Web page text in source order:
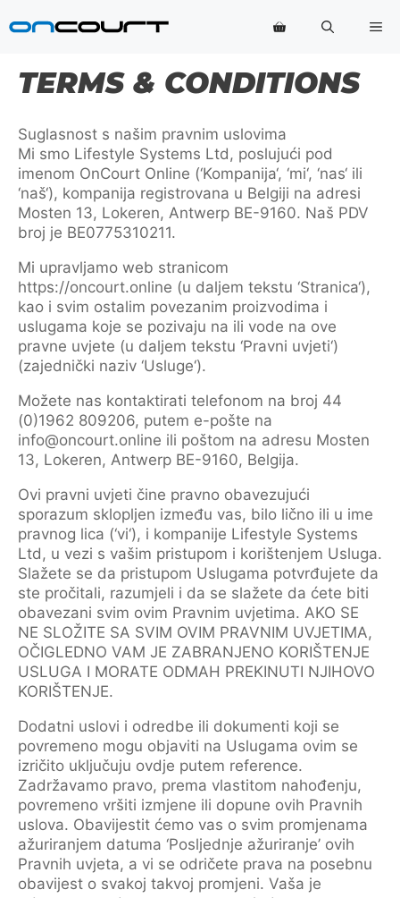
na
TERMS & CONDITIONS
Suglasnost s našim pravnim uslovima
Mi smo Lifestyle Systems Ltd, poslujući pod
imenom OnCourt Online (‘Kompanija‘, ‘mi‘, ‘nas‘ ili
‘naš‘), kompanija registrovana u Belgiji na adresi
Mosten 13, Lokeren, Antwerp BE-9160. Naš PDV
broj je BE0775310211.
Mi upravljamo web stranicom
https://oncourt.online (u daljem tekstu ‘Stranica‘),
kao i svim ostalim povezanim proizvodima i
uslugama koje se pozivaju na ili vode na ove
pravne uvjete (u daljem tekstu ‘Pravni uvjeti‘)
(zajednički naziv ‘Usluge‘).
Možete nas kontaktirati telefonom na broj 44
(0)1962 809206, putem e-pošte na
info@oncourt.online ili poštom na adresu Mosten
13, Lokeren, Antwerp BE-9160, Belgija.
Ovi pravni uvjeti čine pravno obavezujući
sporazum sklopljen između vas, bilo lično ili u ime
pravnog lica (‘vi‘), i kompanije Lifestyle Systems
Ltd, u vezi s vašim pristupom i korištenjem Usluga.
Slažete se da pristupom Uslugama potvrđujete da
ste pročitali, razumjeli i da se slažete da ćete biti
obavezani svim ovim Pravnim uvjetima. AKO SE
NE SLOŽITE SA SVIM OVIM PRAVNIM UVJETIMA,
OČIGLEDNO VAM JE ZABRANJENO KORIŠTENJE
USLUGA I MORATE ODMAH PREKINUTI NJIHOVO
KORIŠTENJE.
Dodatni uslovi i odredbe ili dokumenti koji se
povremeno mogu objaviti na Uslugama ovim se
izričito uključuju ovdje putem reference.
Zadržavamo pravo, prema vlastitom nahođenju,
povremeno vršiti izmjene ili dopune ovih Pravnih
uslova. Obavijestit ćemo vas o svim promjenama
ažuriranjem datuma ‘Posljednje ažuriranje’ ovih
Pravnih uvjeta, a vi se odričete prava na posebnu
obavijest o svakoj takvoj promjeni. Vaša je